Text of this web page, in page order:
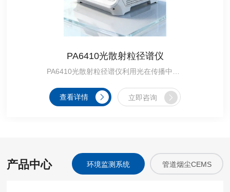
PA6410光散射粒径谱仪
查看详情 立即咨询
产品中心
气溶胶发生装置 环境监测系统 管道烟尘CEMS